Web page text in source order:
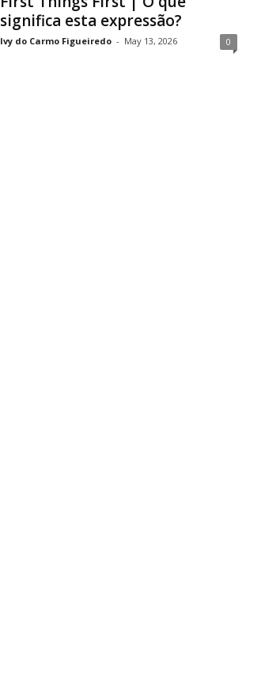
significa esta expressão?
Ivy do Carmo Figueiredo - May 13, 2026 0